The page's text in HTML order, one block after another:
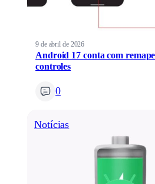
9 de abril de 2026
Android 17 conta com
controles
0
Notícias